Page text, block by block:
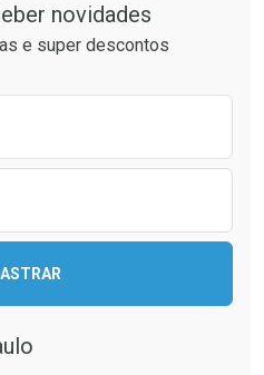
novidades
e super descontos